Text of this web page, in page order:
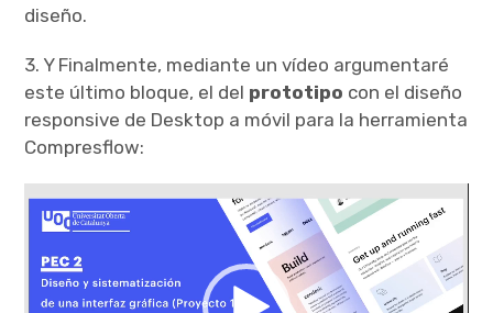
diseño.
3. Y Finalmente, mediante un vídeo argumentaré
este último bloque, el del prototipo con el diseño
responsive de Desktop a móvil para la herramienta
Compresflow:
Reproductor
de